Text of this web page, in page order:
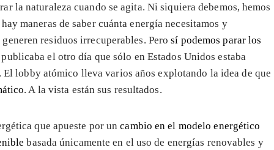
la naturaleza cuando se agita. Ni siquiera debemos, hemos
maneras de saber cuánta energía necesitamos y
residuos irrecuperables. Perosí podemos parar los
el otro día que sólo en Estados Unidos estaba
lobby atómico lleva varios años explotando la idea de que
. A la vista están sus resultados.
que apueste por uncambio en el modelo energético
basada únicamente en el uso de energías renovables y